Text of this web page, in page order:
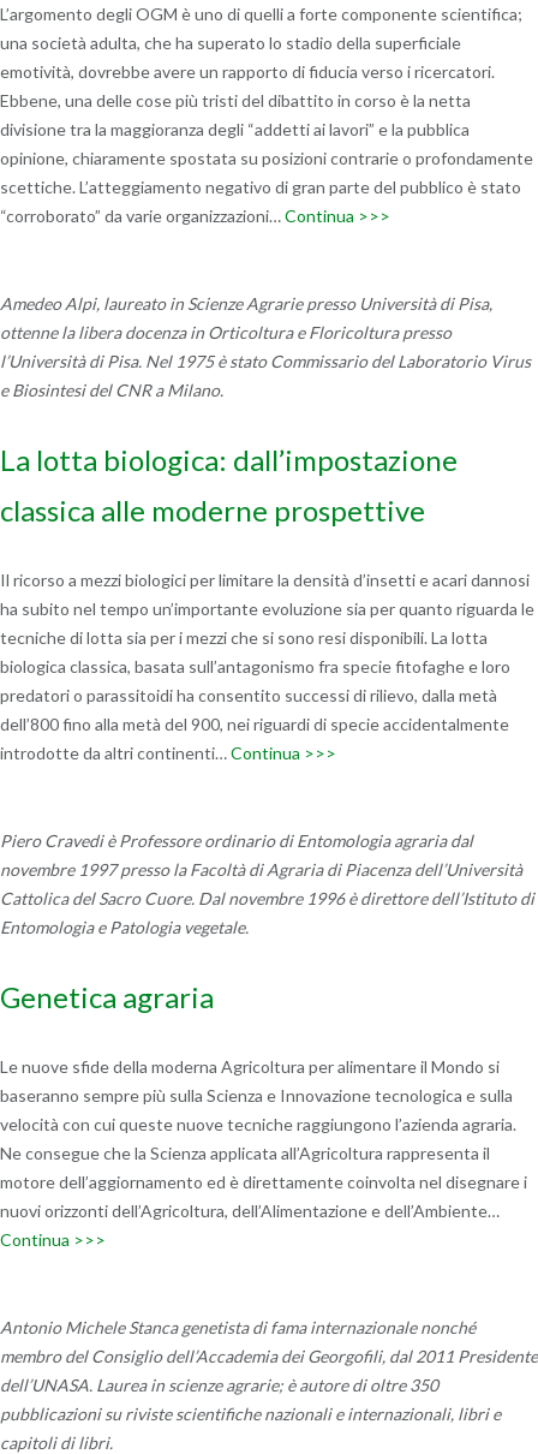
L’argomento degli OGM è uno di quelli a forte componente scientifica;
una società adulta, che ha superato lo stadio della superficiale
emotività, dovrebbe avere un rapporto di fiducia verso i ricercatori.
Ebbene, una delle cose più tristi del dibattito in corso è la netta
divisione tra la maggioranza degli “addetti ai lavori” e la pubblica
opinione, chiaramente spostata su posizioni contrarie o profondamente
scettiche. L’atteggiamento negativo di gran parte del pubblico è stato
“corroborato” da varie organizzazioni…Continua >>>
Amedeo Alpi, laureato in Scienze Agrarie presso Università di Pisa,
ottenne la libera docenza in Orticoltura e Floricoltura presso
l’Università di Pisa. Nel 1975 è stato Commissario del Laboratorio Virus
e Biosintesi del CNR a Milano.
La lotta biologica: dall’impostazione
classica alle moderne prospettive
Il ricorso a mezzi biologici per limitare la densità d’insetti e acari dannosi
ha subito nel tempo un’importante evoluzione sia per quanto riguarda le
tecniche di lotta sia per i mezzi che si sono resi disponibili. La lotta
biologica classica, basata sull’antagonismo fra specie fitofaghe e loro
predatori o parassitoidi ha consentito successi di rilievo, dalla metà
dell’800 fino alla metà del 900, nei riguardi di specie accidentalmente
introdotte da altri continenti…Continua >>>
Piero Cravedi è Professore ordinario di Entomologia agraria dal
novembre 1997 presso la Facoltà di Agraria di Piacenza dell’Università
Cattolica del Sacro Cuore. Dal novembre 1996 è direttore dell’Istituto di
Entomologia e Patologia vegetale.
Genetica agraria
Le nuove sfide della moderna Agricoltura per alimentare il Mondo si
baseranno sempre più sulla Scienza e Innovazione tecnologica e sulla
velocità con cui queste nuove tecniche raggiungono l’azienda agraria.
Ne consegue che la Scienza applicata all’Agricoltura rappresenta il
motore dell’aggiornamento ed è direttamente coinvolta nel disegnare i
nuovi orizzonti dell’Agricoltura, dell’Alimentazione e dell’Ambiente…
Continua >>>
Antonio Michele Stanca genetista di fama internazionale nonché
membro del Consiglio dell’Accademia dei Georgofili, dal 2011 Presidente
dell’UNASA. Laurea in scienze agrarie; è autore di oltre 350
pubblicazioni su riviste scientifiche nazionali e internazionali, libri e
capitoli di libri.